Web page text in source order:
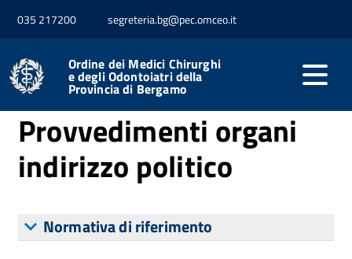
035 217200 segreteria.bg@pec.omceo.it
Ordine dei Medici Chirurghi
e degli Odontoiatri della
Provincia di Bergamo
Home Provvedimenti Provvedimenti organi indirizzo
Provvedimenti organi
indirizzo politico
Normativa di riferimento